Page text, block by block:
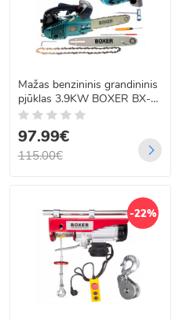
Mažas benzininis grandininis
pjūklas 3.9KW BOXER BX-
106
97.99€
115.00€
-22%